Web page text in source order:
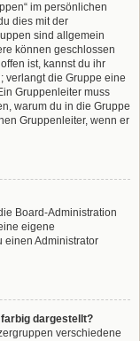
im persönlichen
dies mit der
sind allgemein
können geschlossen
ist, kannst du ihr
verlangt die Gruppe eine
Gruppenleiter muss
warum du in die Gruppe
Gruppenleiter, wenn er
Board-Administration
eigene
einen Administrator
dargestellt?
verschiedene